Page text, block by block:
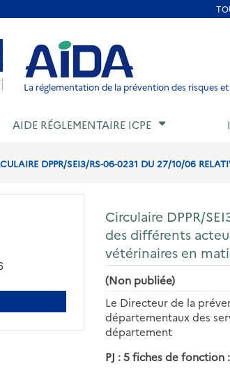
Aller au pied de page
La réglementation de la prévention des risques
AIDE RÉGLEMENTAIRE ICPE
DPPR/SEI3/RS-06-0231 DU 27/10/06
Circulaire DPPR/
des différents
vétérinaires en
(Non publiée)
Le Directeur de la
départementaux des
département
PJ : 5 fiches de fonction :